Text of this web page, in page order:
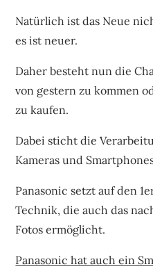
Natürlich ist das Neue
es ist neuer.
Daher besteht nun die
von gestern zu kommen
zu kaufen.
Dabei sticht die
Kameras und
Panasonic setzt auf den
Technik, die auch das
Fotos ermöglicht.
Panasonic hat auch ein